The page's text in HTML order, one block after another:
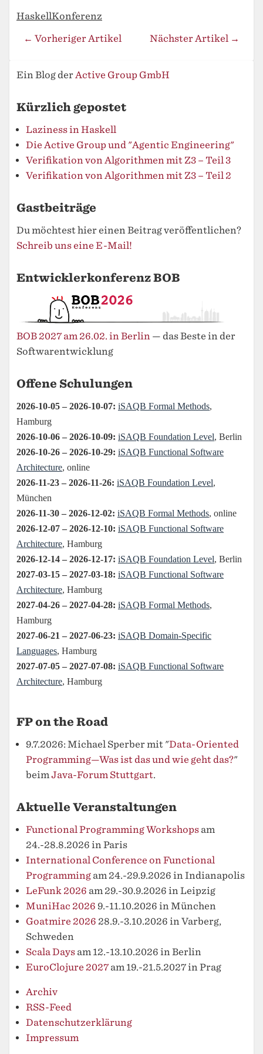
HaskellKonferenz
← Vorheriger Artikel
Nächster Artikel →
Ein Blog derActive Group GmbH
Kürzlich gepostet
Laziness in Haskell
Die Active Group und "Agentic Engineering"
Verifikation von Algorithmen mit Z3 – Teil 3
Verifikation von Algorithmen mit Z3 – Teil 2
Gastbeiträge
Du möchtest hier einen Beitrag veröffentlichen?
Schreib uns eine E-Mail!
Entwicklerkonferenz BOB
BOB 2027 am 26.02. in Berlin — das Beste in der
Softwarentwicklung
Offene Schulungen
FP on the Road
9.7.2026: Michael Sperber mit "Data-Oriented
Programming—Was ist das und wie geht das?"
beimJava-Forum Stuttgart.
Aktuelle Veranstaltungen
Functional Programming Workshops am
24.-28.8.2026 in Paris
International Conference on Functional
Programming am 24.-29.9.2026 in Indianapolis
LeFunk 2026 am 29.-30.9.2026 in Leipzig
MuniHac 2026 9.-11.10.2026 in München
Goatmire 2026 28.9.-3.10.2026 in Varberg,
Schweden
Scala Days am 12.-13.10.2026 in Berlin
EuroClojure 2027 am 19.-21.5.2027 in Prag
Archiv
RSS-Feed
Datenschutzerklärung
Impressum